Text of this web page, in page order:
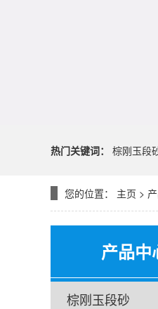
热门关键词： 棕刚玉段
您的位置： 主页 >
产品中
棕刚玉段砂